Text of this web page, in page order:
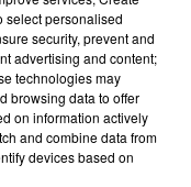
JEUX
select personalised
security, prevent and
advertising and content;
technologies may
browsing data to offer
on information actively
and combine data from
devices based on